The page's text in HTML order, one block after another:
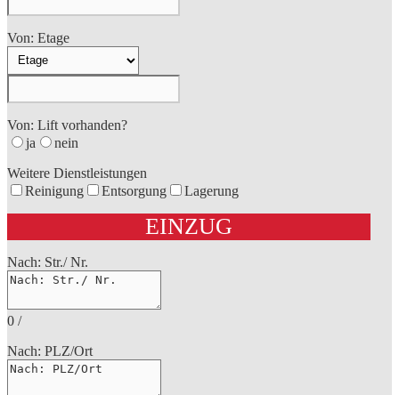
Von: Etage
Von: Lift vorhanden?
ja
nein
Weitere Dienstleistungen
Reinigung
Entsorgung Lagerung
EINZUG
Nach: Str./ Nr.
0 /
Nach: PLZ/Ort